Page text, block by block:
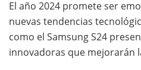
El año 2024 promete ser
nuevas tendencias
como el Samsung S24
innovadoras que mejorarán